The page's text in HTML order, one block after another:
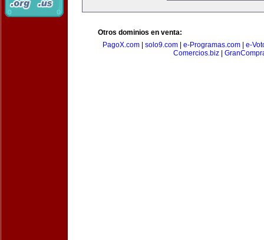
Otros dominios en venta:
PagoX.com
solo9.com e-Programas.com
e-
Comercios.biz